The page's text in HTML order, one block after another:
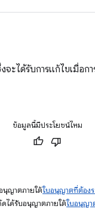
ะได้รับการแก้ไขเมื่อกา
ข้อมูลนี้มีประโยชน์ไหม
นุญาตภายใต้ใบอนุญาตที่ต้อง
ดได้รับอนุญาตภายใต้ใบอนุญา